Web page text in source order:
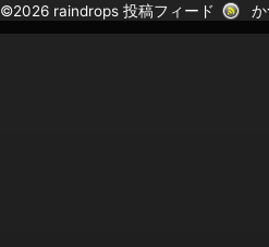
©2026 raindrops投稿フィード